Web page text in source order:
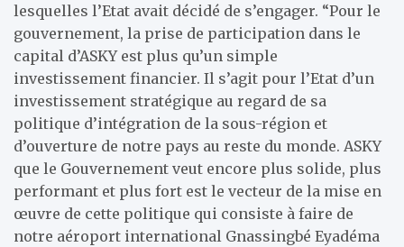
lesquelles l’Etat avait décidé de s’engager. “Pour le
gouvernement, la prise de participation dans le
capital d’ASKY est plus qu’un simple
investissement financier. Il s’agit pour l’Etat d’un
investissement stratégique au regard de sa
politique d’intégration de la sous-région et
d’ouverture de notre pays au reste du monde. ASKY
que le Gouvernement veut encore plus solide, plus
performant et plus fort est le vecteur de la mise en
œuvre de cette politique qui consiste à faire de
notre aéroport international Gnassingbé Eyadéma